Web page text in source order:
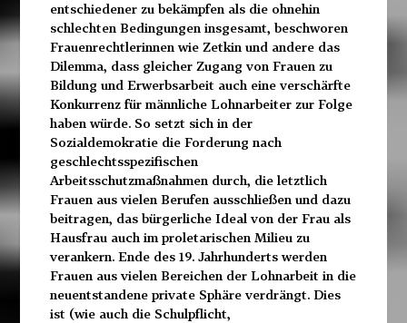
entschiedener zu bekämpfen als die ohnehin
schlechten Bedingungen insgesamt, beschworen
Frauenrechtlerinnen wie Zetkin und andere das
Dilemma, dass gleicher Zugang von Frauen zu
Bildung und Erwerbsarbeit auch eine verschärfte
Konkurrenz für männliche Lohnarbeiter zur Folge
haben würde. So setzt sich in der
Sozialdemokratie die Forderung nach
geschlechtsspezifischen
Arbeitsschutzmaßnahmen durch, die letztlich
Frauen aus vielen Berufen ausschließen und dazu
beitragen, das bürgerliche Ideal von der Frau als
Hausfrau auch im proletarischen Milieu zu
verankern. Ende des 19. Jahrhunderts werden
Frauen aus vielen Bereichen der Lohnarbeit in die
neuentstandene private Sphäre verdrängt. Dies
ist (wie auch die Schulpflicht,